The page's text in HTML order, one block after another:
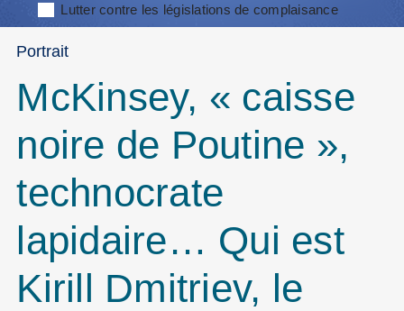
Lutter contre les législations de complaisance
Portrait
McKinsey, « caisse
noire de Poutine »,
technocrate
lapidaire… Qui est
Kirill Dmitriev, le